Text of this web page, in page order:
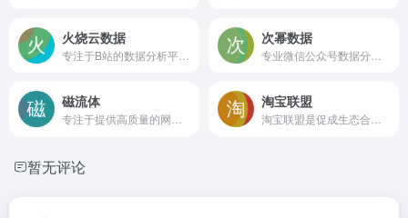
火烧云数据 次幂数据
磁流体 淘宝联盟
暂无评论